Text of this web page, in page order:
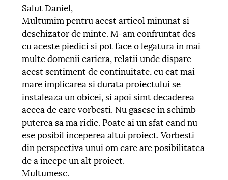
Salut Daniel,
Multumim pentru acest articol minunat si
deschizator de minte. M-am confruntat des
cu aceste piedici si pot face o legatura in mai
multe domenii cariera, relatii unde dispare
acest sentiment de continuitate, cu cat mai
mare implicarea si durata proiectului se
instaleaza un obicei, si apoi simt decaderea
aceea de care vorbesti. Nu gasesc in schimb
puterea sa ma ridic. Poate ai un sfat cand nu
ese posibil inceperea altui proiect. Vorbesti
din perspectiva unui om care are posibilitatea
de a incepe un alt proiect.
Multumesc.